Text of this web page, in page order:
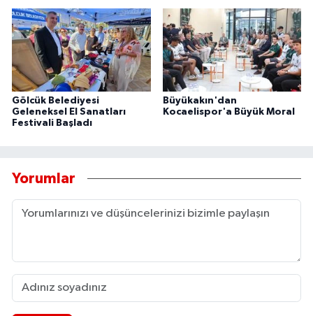
Gölcük Belediyesi
Geleneksel El Sanatları
Festivali Başladı
Büyükakın'dan
Kocaelispor'a Büyük Moral
Yorumlar